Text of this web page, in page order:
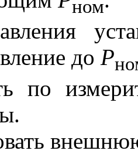
ном
до Р
по